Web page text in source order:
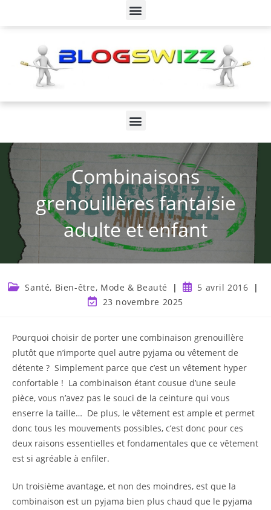
Combinaisons
grenouillères fantaisie
adulte et enfant
Santé, Bien-être, Mode & Beauté
5 avril 2016
23 novembre 2025
Pourquoi choisir de porter une combinaison grenouillère
plutôt que n’importe quel autre pyjama ou vêtement de
détente ? Simplement parce que c’est un vêtement hyper
confortable ! La combinaison étant cousue d’une seule
pièce, vous n’avez pas le souci de la ceinture qui vous
enserre la taille… De plus, le vêtement est ample et permet
donc tous les mouvements possibles, c’est donc pour ces
deux raisons essentielles et fondamentales que ce vêtement
est si agréable à enfiler.
Un troisième avantage, et non des moindres, est que la
combinaison est un pyjama bien plus chaud que le pyjama